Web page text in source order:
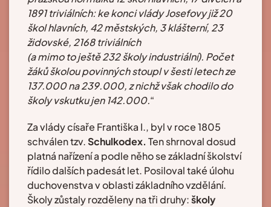
1891 triviálních: ke konci vlády Josefovy již 20
škol hlavních, 42 městských, 3 klášterní, 23
židovské, 2168 triviálních
(a mimo to ještě 232 školy industriální). Počet
žáků školou povinných stoupl v šesti letech ze
137.000 na 239.000, z nichž však chodilo do
školy vskutku jen 142.000.“
Za vlády císaře Františka I., byl v roce 1805
schválen tzv.Schulkodex. Ten shrnoval dosud
platná nařízení a podle něho se základní školství
řídilo dalších padesát let. Posiloval také úlohu
duchovenstva v oblasti základního vzdělání.
Školy zůstaly rozděleny na tři druhy:školy